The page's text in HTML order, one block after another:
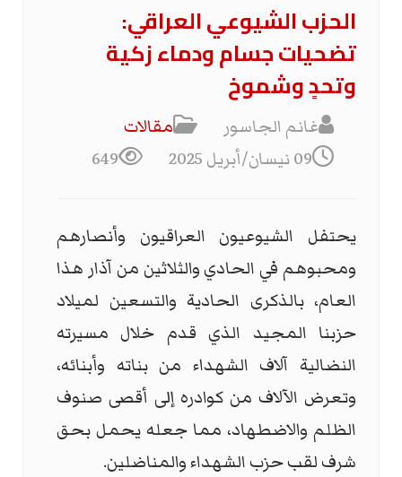
الحزب الشيوعي العراقي:
تضحيات جسام ودماء زكية
وتحدٍ وشموخ
غانم الجاسور
مقالات
09 نيسان/أبريل 2025
649
يحتفل الشيوعيون العراقيون وأنصارهم
ومحبوهم في الحادي والثلاثين من آذار هذا
العام، بالذكرى الحادية والتسعين لميلاد
حزبنا المجيد الذي قدم خلال مسيرته
النضالية آلاف الشهداء من بناته وأبنائه،
وتعرض الآلاف من كوادره إلى أقصى صنوف
الظلم والاضطهاد، مما جعله يحمل بحق
شرف لقب حزب الشهداء والمناضلين.